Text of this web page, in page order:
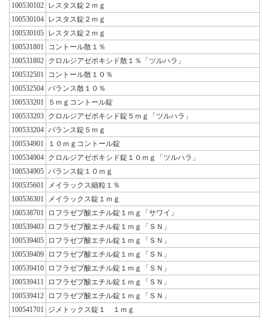
100530102 レスタス錠２ｍｇ
100530104 レスタス錠２ｍｇ
100530105 レスタス錠２ｍｇ
100531801
コントール散１％
100531802 クロルジアゼポキシド散１％「ツルハラ」
100532501
コントール散１０％
100532504 バランス散１０％
100533201
５ｍｇコントール錠
100533203 クロルジアゼポキシド錠５ｍｇ「ツルハラ」
100533204 バランス錠５ｍｇ
100534901
１０ｍｇコントール錠
100534904 クロルジアゼポキシド錠１０ｍｇ「ツルハラ」
100534905 バランス錠１０ｍｇ
100535601
メイラックス細粒１％
100536301
メイラックス錠１ｍｇ
100538701
ロフラゼプ酸エチル錠１ｍｇ「サワイ」
100539403
ロフラゼプ酸エチル錠１ｍｇ「ＳＮ」
100539405
ロフラゼプ酸エチル錠１ｍｇ「ＳＮ」
100539409
ロフラゼプ酸エチル錠１ｍｇ「ＳＮ」
100539410
ロフラゼプ酸エチル錠１ｍｇ「ＳＮ」
100539411
ロフラゼプ酸エチル錠１ｍｇ「ＳＮ」
100539412
ロフラゼプ酸エチル錠１ｍｇ「ＳＮ」
100541701
ジメトックス錠１ １ｍｇ